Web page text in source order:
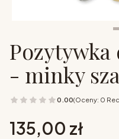
- minky
0.00(Oceny: 0
Cena
135,00 zł